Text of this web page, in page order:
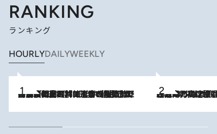
RANKING
ランキング
HOURLYDAILYWEEKLY
2026.8.8
「最後に見られてよかった」上野動物園の東園パンダ舎が解体前に特別公開。8月16日まで延長されたパネル展と共に辿る“半世紀”のパンダ飼育《解体工事の図面あり》 2026.8.7
「湘南乃風に憧れて」観客大盛上がりの“タオル回し”に、ラッパー顔負けの高速歌唱まで…さだまさし（74）のアグレッシブすぎる現在地